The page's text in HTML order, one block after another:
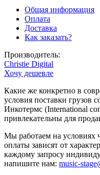
Общая информация
Оплата
Доставка
Как заказать?
Производитель:
Christie Digital
Хочу дешевле
Какие же конкретно в
условия поставки грузов
Инкотермс (International
привлекательны для
Мы работаем на условиях
оплаты зависят от
каждому запросу
напишите нам: music-